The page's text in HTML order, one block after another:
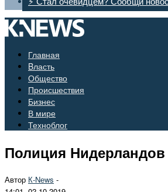
Главная
Bласть
Общество
Происшествия
Бизнес
В мире
Техноблог
Полиция Нидерландов
Автор К-Nеws -